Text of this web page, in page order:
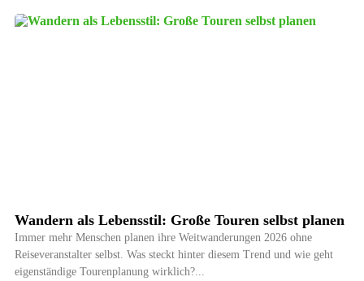
Wandern als Lebensstil: Große Touren selbst planen
Immer mehr Menschen planen ihre Weitwanderungen 2026 ohne
Reiseveranstalter selbst. Was steckt hinter diesem Trend und wie geht
eigenständige Tourenplanung wirklich?